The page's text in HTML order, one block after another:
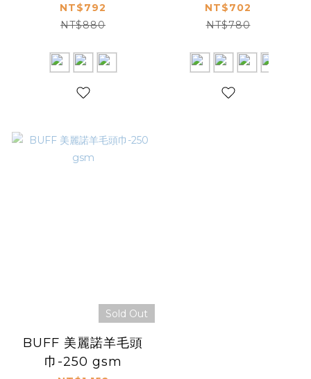
NT$792
NT$880
NT$702
NT$780
Sold Out
BUFF 美麗諾羊毛頭
巾-250 gsm